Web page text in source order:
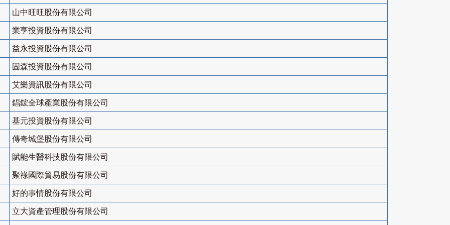
山中旺旺股份有限公司
業亨投資股份有限公司
益永投資股份有限公司
固森投資股份有限公司
艾樂資訊股份有限公司
錩鋐全球產業股份有限公司
基元投資股份有限公司
傳奇城堡股份有限公司
賦能生醫科技股份有限公司
聚祿國際貿易股份有限公司
好的事情股份有限公司
立大資產管理股份有限公司